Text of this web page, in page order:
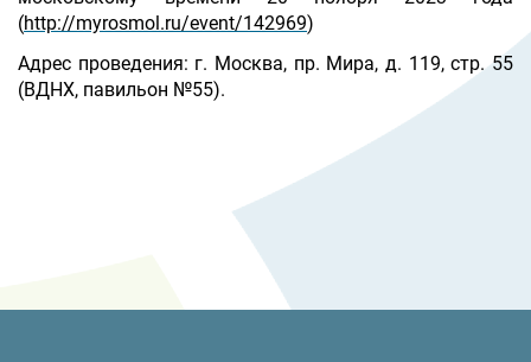
(http://myrosmol.ru/event/142969)
Адрес проведения: г. Москва, пр. Мира, д. 119, стр. 55
(ВДНХ, павильон №55).